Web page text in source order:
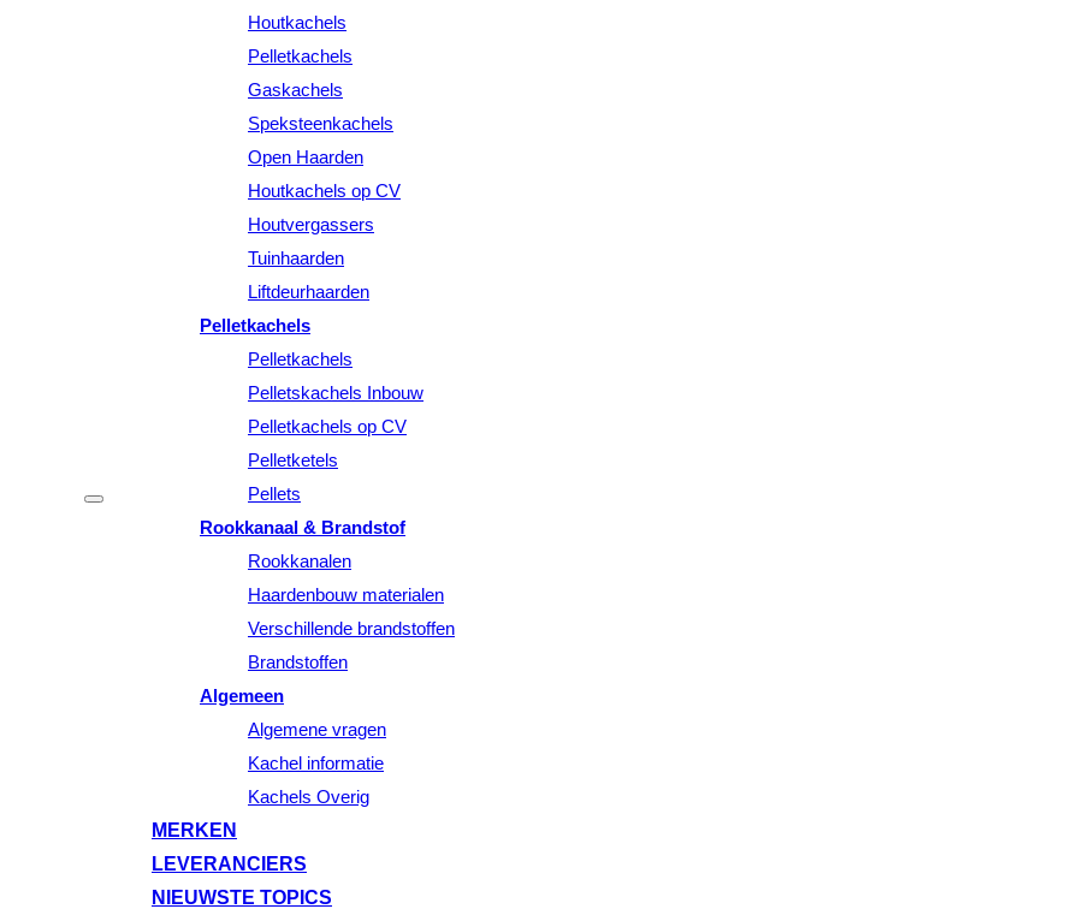
Houtkachels
Pelletkachels
Gaskachels
Speksteenkachels
Open Haarden
Houtkachels op CV
Houtvergassers
Tuinhaarden
Liftdeurhaarden
Pelletkachels
Pelletkachels
Pelletskachels Inbouw
Pelletkachels op CV
Pelletketels
Pellets
Rookkanaal & Brandstof
Rookkanalen
Haardenbouw materialen
Verschillende brandstoffen
Brandstoffen
Algemeen
Algemene vragen
Kachel informatie
Kachels Overig
MERKEN
LEVERANCIERS
NIEUWSTE TOPICS